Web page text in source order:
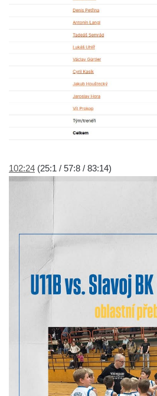
102:24 (25:1 / 57:8 / 83:14)